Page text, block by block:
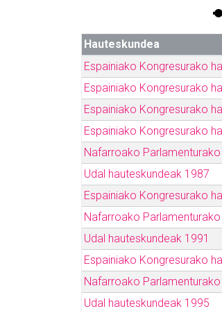
Hauteskundea
Espainiako Kongresurako
Espainiako Kongresurako
Espainiako Kongresurako
Espainiako Kongresurako
Nafarroako
Udal hauteskundeak 1987
Espainiako Kongresurako
Nafarroako
Udal hauteskundeak 1991
Espainiako Kongresurako
Nafarroako
Udal hauteskundeak 1995